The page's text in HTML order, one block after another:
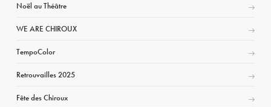
Noël au Théâtre
WE ARE CHIROUX
TempoColor
Retrouvailles 2025
Fête des Chiroux